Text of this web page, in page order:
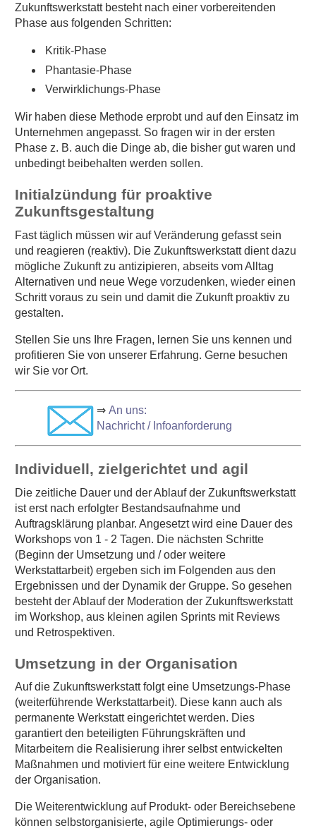
Zukunftswerkstatt besteht nach einer vorbereitenden
Phase aus folgenden Schritten:
Kritik-Phase
Phantasie-Phase
Verwirklichungs-Phase
Wir haben diese Methode erprobt und auf den Einsatz im
Unternehmen angepasst. So fragen wir in der ersten
Phase z. B. auch die Dinge ab, die bisher gut waren und
unbedingt beibehalten werden sollen.
Initialzündung für proaktive
Zukunftsgestaltung
Fast täglich müssen wir auf Veränderung gefasst sein
und reagieren (reaktiv). Die Zukunftswerkstatt dient dazu
mögliche Zukunft zu antizipieren, abseits vom Alltag
Alternativen und neue Wege vorzudenken, wieder einen
Schritt voraus zu sein und damit die Zukunft proaktiv zu
gestalten.
Stellen Sie uns Ihre Fragen, lernen Sie uns kennen und
profitieren Sie von unserer Erfahrung. Gerne besuchen
wir Sie vor Ort.
⇒ An uns:
Nachricht / Infoanforderung
Individuell, zielgerichtet und agil
Die zeitliche Dauer und der Ablauf der Zukunftswerkstatt
ist erst nach erfolgter Bestandsaufnahme und
Auftragsklärung planbar. Angesetzt wird eine Dauer des
Workshops von 1 - 2 Tagen. Die nächsten Schritte
(Beginn der Umsetzung und / oder weitere
Werkstattarbeit) ergeben sich im Folgenden aus den
Ergebnissen und der Dynamik der Gruppe. So gesehen
besteht der Ablauf der Moderation der Zukunftswerkstatt
im Workshop, aus kleinen agilen Sprints mit Reviews
und Retrospektiven.
Umsetzung in der Organisation
Auf die Zukunftswerkstatt folgt eine Umsetzungs-Phase
(weiterführende Werkstattarbeit). Diese kann auch als
permanente Werkstatt eingerichtet werden. Dies
garantiert den beteiligten Führungskräften und
Mitarbeitern die Realisierung ihrer selbst entwickelten
Maßnahmen und motiviert für eine weitere Entwicklung
der Organisation.
Die Weiterentwicklung auf Produkt- oder Bereichsebene
können selbstorganisierte, agile Optimierungs- oder